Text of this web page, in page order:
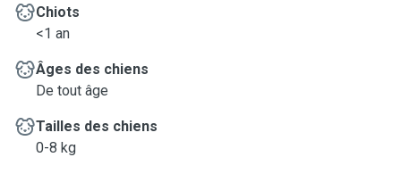
Chiots
<1 an
Âges des chiens
De tout âge
Tailles des chiens
0-8 kg